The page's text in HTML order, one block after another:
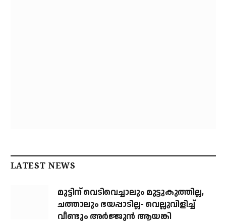
LATEST NEWS
മുട്ടിന് വെടിവെച്ചാലും മുട്ടുകുത്തില്ല,
ചത്താലും ഭയപ്പാടില്ല- വെല്ലുവിളിച്ച്
വീണ്ടും അർജ്ജുൻ ആയങ്കി